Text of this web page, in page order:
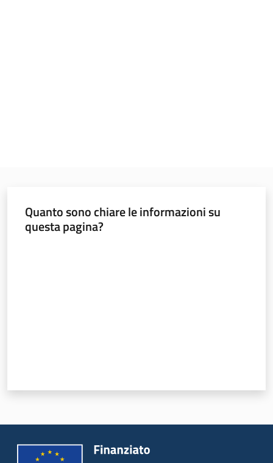
Novità
Quanto sono chiare le informazioni su
questa pagina?